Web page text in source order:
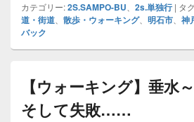
カテゴリー:2S.SAMPO-BU 2s.単独行 | タ
道・街道
散歩・ウォーキング、 明石市 神
バック
【ウォーキング】垂水
そして失敗……